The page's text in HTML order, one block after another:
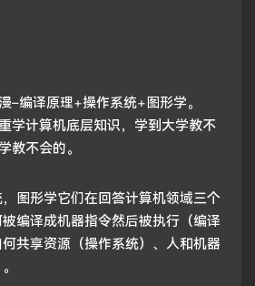
–编译原理+操作系统+图形学。
学计算机底层知识，学到大学教不
教不会的。
图形学它们在回答计算机领域三个
编译成机器指令然后被执行（编译
共享资源（操作系统）、人和机器